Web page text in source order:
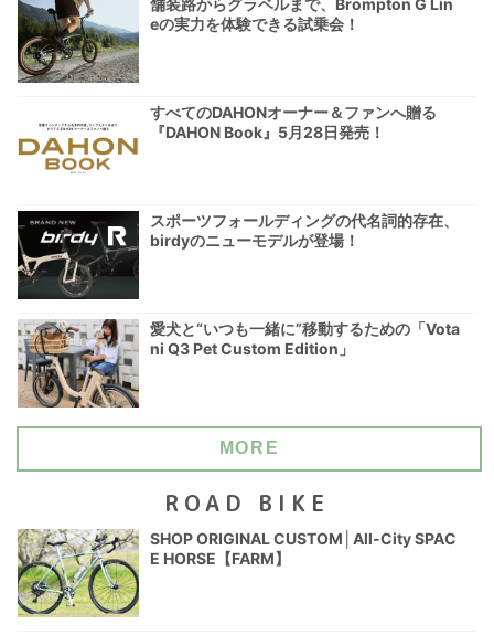
eの実力を体験できる試乗会！
すべてのDAHONオーナー＆ファンへ贈る
『DAHON Book』5月28日発売！
スポーツフォールディングの代名詞的存在、
birdyのニューモデルが登場！
愛犬と“いつも一緒に”移動するための「Vota
ni Q3 Pet Custom Edition」
MORE
ROAD BIKE
SHOP ORIGINAL CUSTOM│All-City SPAC
E HORSE【FARM】